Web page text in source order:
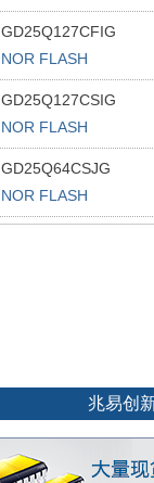
GD25Q127CFIG
NOR FLASH
GD25Q127CSIG
NOR FLASH
GD25Q64CSJG
NOR FLASH
兆易创